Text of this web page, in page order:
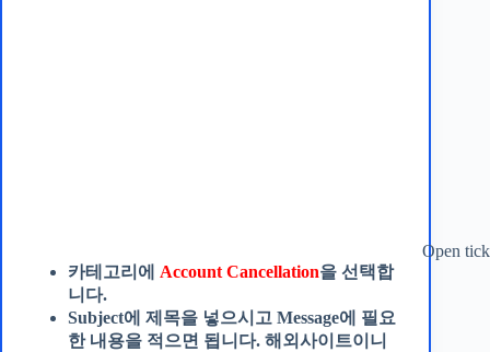
Open
카테고리에
Account Cancellation을 선택합
니다.
Subject에 제목을 넣으시고 Message에 필요
한 내용을 적으면 됩니다. 해외사이트이니